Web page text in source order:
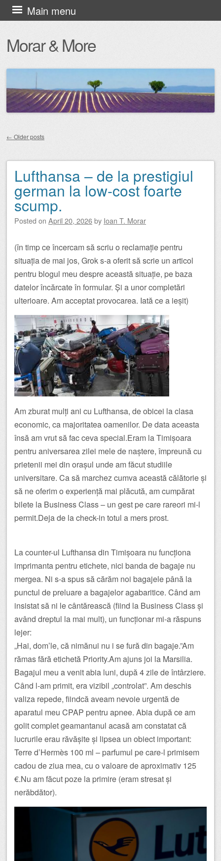
Morar & More
Main menu
Skip
to
content
← Older posts
Lufthansa – de la prestigiul
german la low-cost foarte
scump.
Posted on April 20, 2026by Ioan T. Morar
(în timp ce încercam să scriu o reclamație pentru
situația de mai jos, Grok s-a oferit să scrie un articol
pentru blogul meu despre această situație, pe baza
datelor încărcate în formular. Și a unor completări
ulterioare. Am acceptat provocarea. Iată ce a ieșit)
Am zburat mulți ani cu Lufthansa, de obicei la clasa
economic, ca majoritatea oamenilor. De data aceasta
însă am vrut să fac ceva special.Eram la Timișoara
pentru aniversarea zilei mele de naștere, împreună cu
prietenii mei din orașul unde am făcut studiile
universitare. Ca să marchez cumva această călătorie și
să ne oferim o experiență mai plăcută, am cumpărat
bilete la Business Class – un gest pe care rareori mi-l
permit.Deja de la check-in totul a mers prost.
La counter-ul Lufthansa din Timișoara nu funcționa
imprimanta pentru etichete, nici banda de bagaje nu
mergea. Ni s-a spus să cărăm noi bagajele până la
punctul de preluare a bagajelor agabaritice. Când am
insistat să ni le cântărească (fiind la Business Class și
având dreptul la mai mult), un funcționar mi-a răspuns
lejer:
„Hai, dom’le, că nimănui nu i se fură din bagaje.”Am
rămas fără etichetă Priority.Am ajuns joi la Marsilia.
Bagajul meu a venit abia luni, după 4 zile de întârziere.
Când l-am primit, era vizibil „controlat”. Am deschis
valiza repede, fiindcă aveam nevoie urgentă de
aparatul meu CPAP pentru apnee. Abia după ce am
golit complet geamantanul acasă am constatat că
lucrurile erau răvășite și lipsea un obiect important:
Terre d’Hermès 100 ml – parfumul pe care-l primisem
cadou de ziua mea, cu o valoare de aproximativ 125
€.Nu am făcut poze la primire (eram stresat și
nerăbdător).